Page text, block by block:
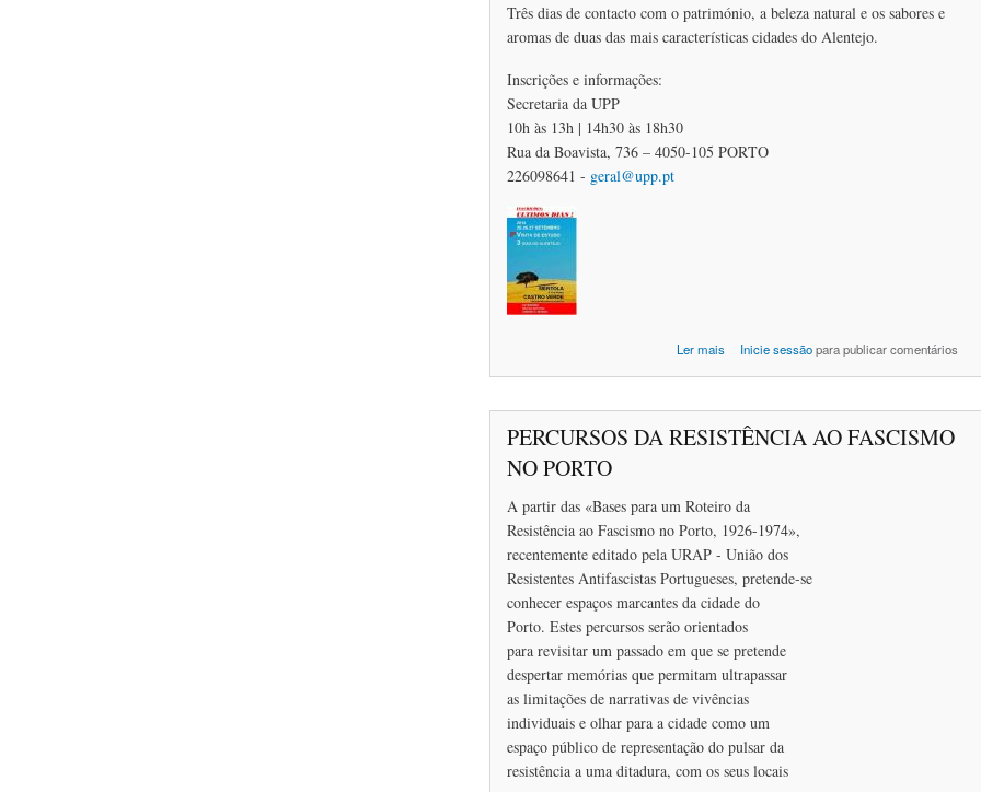
Três dias de contacto com o património, a beleza natural e os sabores e
aromas de duas das mais características cidades do Alentejo.
Inscrições e informações:
Secretaria da UPP
10h às 13h | 14h30 às 18h30
Rua da Boavista, 736 – 4050-105 PORTO
226098641 - geral@upp.pt
Ler mais
acerca de 3 DIAS NO ALENTEJO - Últimos
Inicie sessãopara publicar comentários
PERCURSOS DA RESISTÊNCIA AO FASCISMO
NO PORTO
A partir das «Bases para um Roteiro da
Resistência ao Fascismo no Porto, 1926-1974»,
recentemente editado pela URAP - União dos
Resistentes Antifascistas Portugueses, pretende-se
conhecer espaços marcantes da cidade do
Porto. Estes percursos serão orientados
para revisitar um passado em que se pretende
despertar memórias que permitam ultrapassar
as limitações de narrativas de vivências
individuais e olhar para a cidade como um
espaço público de representação do pulsar da
resistência a uma ditadura, com os seus locais